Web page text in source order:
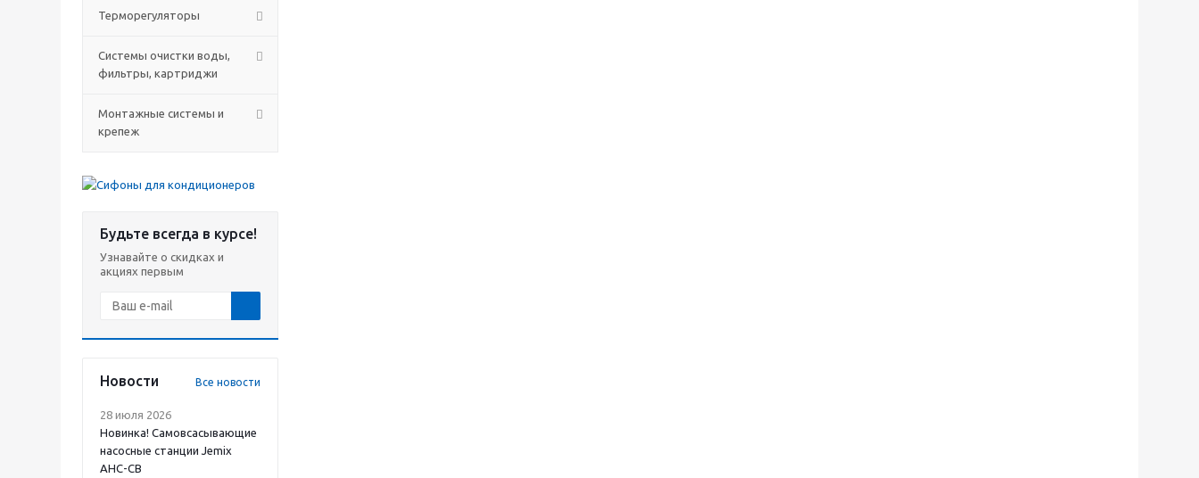
Терморегуляторы
Системы очистки воды,
фильтры, картриджи
Монтажные системы и
крепеж
Будьте всегда в курсе!
Узнавайте о скидках и
акциях первым
Новости Все новости
28 июля 2026
Новинка! Самовсасывающие
насосные станции Jemix
АНС-СВ